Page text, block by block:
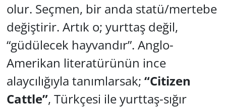
olur. Seçmen, bir anda statü/mertebe
değiştirir. Artık o; yurttaş değil,
“güdülecek hayvandır”. Anglo-
Amerikan literatürünün ince
alaycılığıyla tanımlarsak; “Citizen
Cattle”, Türkçesi ile yurttaş-sığır
Yerel